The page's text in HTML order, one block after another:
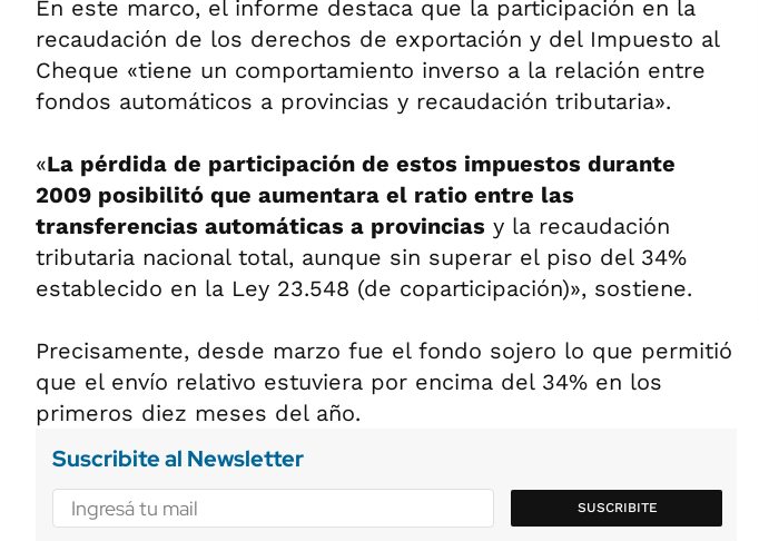
En este marco, el informe destaca que la participación en la
recaudación de los derechos de exportación y del Impuesto al
Cheque «tiene un comportamiento inverso a la relación entre
fondos automáticos a provincias y recaudación tributaria».
«La pérdida de participación de estos impuestos durante
2009 posibilitó que aumentara el ratio entre las
transferencias automáticas a provincias y la recaudación
tributaria nacional total, aunque sin superar el piso del 34%
establecido en la Ley 23.548 (de coparticipación)», sostiene.
Precisamente, desde marzo fue el fondo sojero lo que permitió
que el envío relativo estuviera por encima del 34% en los
primeros diez meses del año.
Suscribite al Newsletter
SUSCRIBITE